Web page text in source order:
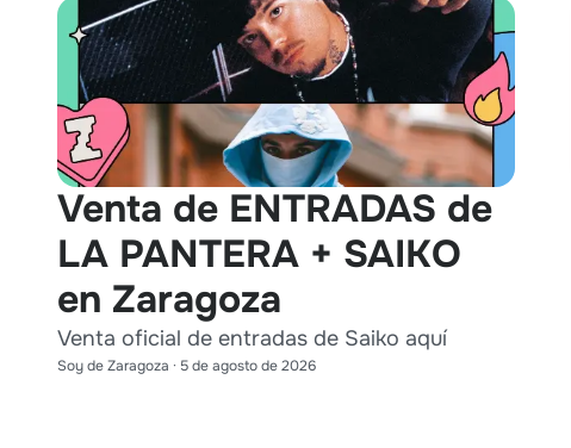
Venta de ENTRADAS de
LA PANTERA + SAIKO
en Zaragoza
Venta oficial de entradas de Saiko aquí
Soy de Zaragoza · 5 de agosto de 2026